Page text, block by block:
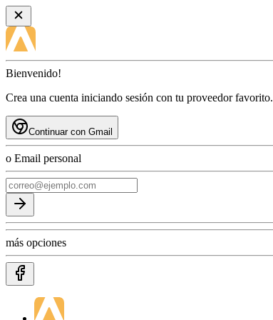
Bienvenido!
Crea una cuenta iniciando sesión con tu proveedor favorito.
Continuar con Gmail
o Email personal
más opciones